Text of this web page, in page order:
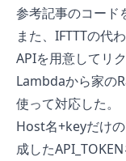
参考記事のコード
また、IFTTTの代
APIを用意してリ
Lambdaから家の
使って対応した。
Host名+keyだけ
成した